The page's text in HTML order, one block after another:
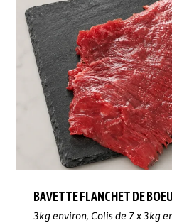
BAVETTE FLANCHET DE
3kg environ, Colis de 7 x 3kg